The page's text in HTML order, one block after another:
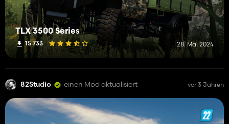
TLX 3500 Series
15 733 28. Mai 2024
82Studio einen Mod aktualisiert vor 3 Jahren